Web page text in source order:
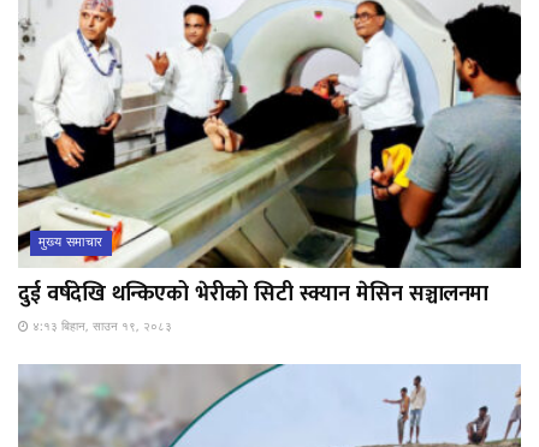
मुख्य समाचार
दुई वर्षदेखि थन्किएको भेरीको सिटी स्क्यान मेसिन सञ्चालनमा
४:१३ बिहान, साउन १९, २०८३